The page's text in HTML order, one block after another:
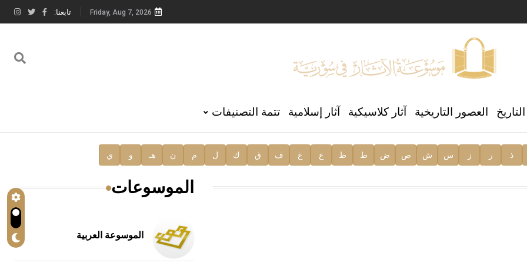
العالمي للغة العربية
Friday, Aug 7, 2026 تابعنا:
العصور التاريخية آثار كلاسيكية آثار إسلامية تتمة التصنيفات
ذ ر ز س ش ص ض ط ظ ع غ ف ق ك ل م ن هـ و ي
الموسوعات
الموسوعة العربية